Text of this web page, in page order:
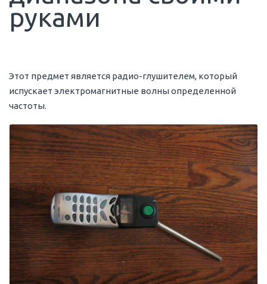
руками
Этот предмет является радио-глушителем, который
испускает электромагнитные волны определенной
частоты.